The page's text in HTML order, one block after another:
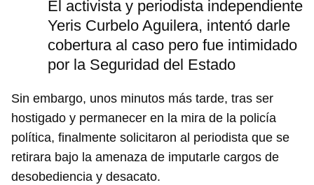
El activista y periodista independiente
Yeris Curbelo Aguilera, intentó darle
cobertura al caso pero fue intimidado
por la Seguridad del Estado
Sin embargo, unos minutos más tarde, tras ser
hostigado y permanecer en la mira de la policía
política, finalmente solicitaron al periodista que se
retirara bajo la amenaza de imputarle cargos de
desobediencia y desacato.